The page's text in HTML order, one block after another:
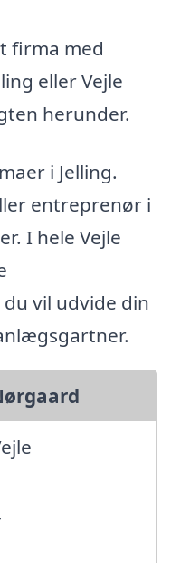
firma med
eller Vejle
herunder.
i Jelling.
entreprenør i
I hele Vejle
vil udvide din